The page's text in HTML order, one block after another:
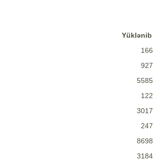
Yüklənib
166
927
5585
122
3017
247
8698
3184